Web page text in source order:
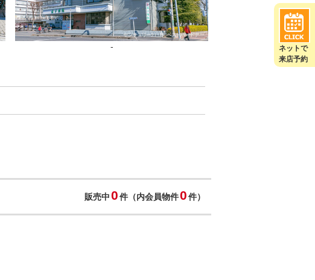
ネットで
来店予約
-
販売中0件（内会員物件0件）